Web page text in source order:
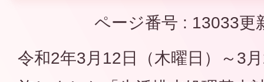
ページ番号 : 13033更
令和2年3月12日（木曜日）～3